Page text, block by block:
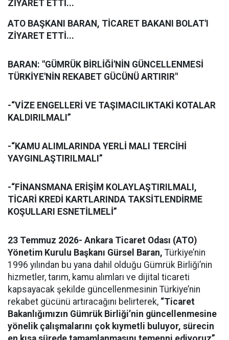
ZİYARET ETTİ...
ATO BAŞKANI BARAN, TİCARET BAKANI BOLAT'I
ZİYARET ETTİ...
BARAN: "GÜMRÜK BİRLİĞİ'NİN GÜNCELLENMESİ
TÜRKİYE'NİN REKABET GÜCÜNÜ ARTIRIR"
-“VİZE ENGELLERİ VE TAŞIMACILIKTAKİ KOTALAR
KALDIRILMALI”
-“KAMU ALIMLARINDA YERLİ MALI TERCİHİ
YAYGINLAŞTIRILMALI”
-“FİNANSMANA ERİŞİM KOLAYLAŞTIRILMALI,
TİCARİ KREDİ KARTLARINDA TAKSİTLENDİRME
KOŞULLARI ESNETİLMELİ”
23 Temmuz 2026- Ankara Ticaret Odası (ATO)
Yönetim Kurulu Başkanı Gürsel Baran, Türkiye’nin
1996 yılından bu yana dahil olduğu Gümrük Birliği’nin
hizmetler, tarım, kamu alımları ve dijital ticareti
kapsayacak şekilde güncellenmesinin Türkiye’nin
rekabet gücünü artıracağını belirterek, “Ticaret
Bakanlığımızın Gümrük Birliği’nin güncellenmesine
yönelik çalışmalarını çok kıymetli buluyor, sürecin